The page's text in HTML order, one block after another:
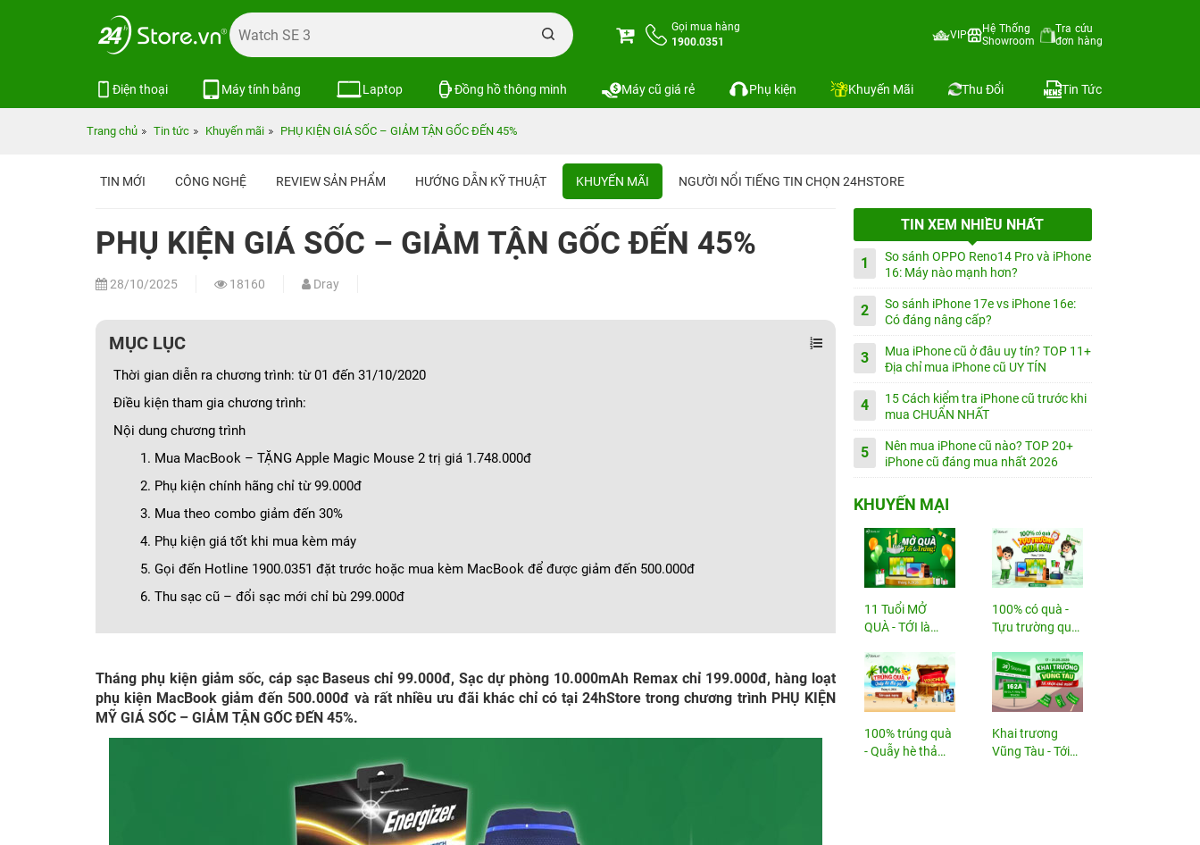
Gọi mua hàng
1900.0351
VIP
Hệ Thống
Showroom
Tra cứu
đơn hàng
Điện thoại Máy tính bảng Laptop Đồng hồ thông minh Máy cũ giá rẻ Phụ kiện Khuyến Mãi Thu Đổi Tin Tức
Trang chủ Tin tức Khuyến mãi PHỤ KIỆN GIÁ SỐC – GIẢM TẬN GỐC ĐẾN 45%
TIN MỚI CÔNG NGHỆ REVIEW SẢN PHẨM HƯỚNG DẪN KỸ THUẬT KHUYẾN MÃI NGƯỜI NỔI TIẾNG TIN CHỌN 24HSTORE
PHỤ KIỆN GIÁ SỐC – GIẢM TẬN GỐC ĐẾN 45%
28/10/2025 18160 Dray
MỤC LỤC
Thời gian diễn ra chương trình: từ 01 đến 31/10/2020
Điều kiện tham gia chương trình:
Nội dung chương trình
1. Mua MacBook – TẶNG Apple Magic Mouse 2 trị giá 1.748.000đ
2. Phụ kiện chính hãng chỉ từ 99.000đ
3. Mua theo combo giảm đến 30%
4. Phụ kiện giá tốt khi mua kèm máy
5. Gọi đến Hotline 1900.0351 đặt trước hoặc mua kèm MacBook để được giảm đến 500.000đ
6. Thu sạc cũ – đổi sạc mới chỉ bù 299.000đ
Tháng phụ kiện giảm sốc, cáp sạc Baseus chỉ 99.000đ, Sạc dự phòng 10.000mAh Remax chỉ 199.000đ, hàng loạt
phụ kiện MacBook giảm đến 500.000đ và rất nhiều ưu đãi khác chỉ có tại 24hStore trong chương trình PHỤ KIỆN
MỸ GIÁ SỐC – GIẢM TẬN GỐC ĐẾN 45%.
TIN XEM NHIỀU NHẤT
1
So sánh OPPO Reno14 Pro và iPhone
16: Máy nào mạnh hơn?
2
So sánh iPhone 17e vs iPhone 16e:
Có đáng nâng cấp?
3
Mua iPhone cũ ở đâu uy tín? TOP 11+
Địa chỉ mua iPhone cũ UY TÍN
4
15 Cách kiểm tra iPhone cũ trước khi
mua CHUẨN NHẤT
5
Nên mua iPhone cũ nào? TOP 20+
iPhone cũ đáng mua nhất 2026
KHUYẾN MẠI
11 Tuổi MỞ
QUÀ - TỚI là
100% có quà -
Tựu trường quá
100% trúng quà
- Quẫy hè thả
Khai trương
Vũng Tàu - Tới